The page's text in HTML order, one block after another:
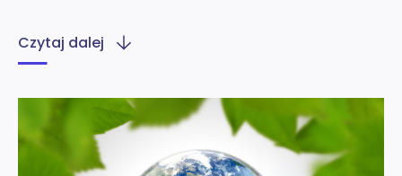
Czytaj dalej